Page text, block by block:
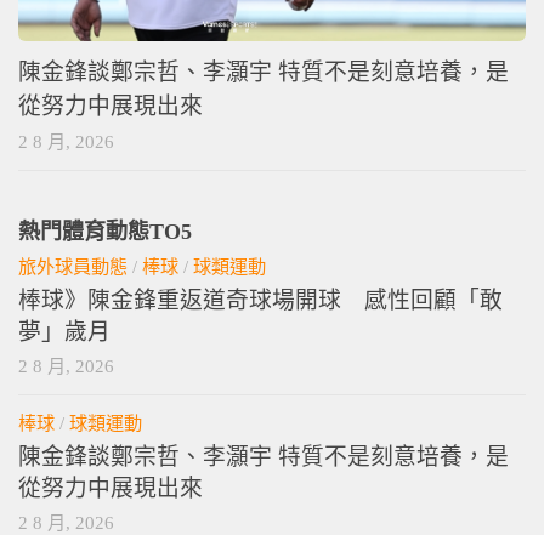
陳金鋒談鄭宗哲、李灝宇 特質不是刻意培養，是
從努力中展現出來
2 8 月, 2026
熱門體育動態TO5
旅外球員動態 / 棒球 / 球類運動
棒球》陳金鋒重返道奇球場開球 感性回顧「敢
夢」歲月
2 8 月, 2026
棒球 / 球類運動
陳金鋒談鄭宗哲、李灝宇 特質不是刻意培養，是
從努力中展現出來
2 8 月, 2026